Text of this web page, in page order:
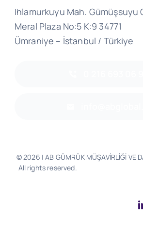
Ihlamurkuyu Mah. Gümüşsuyu
Meral Plaza No:5 K:9 34771
Ümraniye – İstanbul / Türkiye
© 2026 | AB GÜMRÜK MÜŞAVİRLİĞİ VE
All rights reserved.